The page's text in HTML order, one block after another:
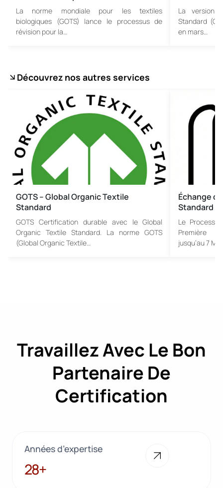
La norme mondiale pour les textiles
biologiques (GOTS) lance le processus de
révision pour la…
La version
Standard
en mars…
Découvrez nos autres services
GOTS – Global Organic Textile
Standard
GOTS Certification durable avec le Global
Organic Textile Standard. La norme GOTS
(Global Organic Textile…
Échange
Standard
Le
Première
jusqu’au 7
Travaillez Avec Le Bon
Partenaire De
Certification
Années d’expertise
28+
28+